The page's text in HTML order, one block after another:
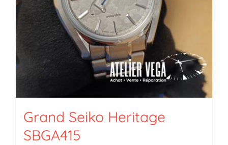
Grand Seiko Heritage
SBGA415